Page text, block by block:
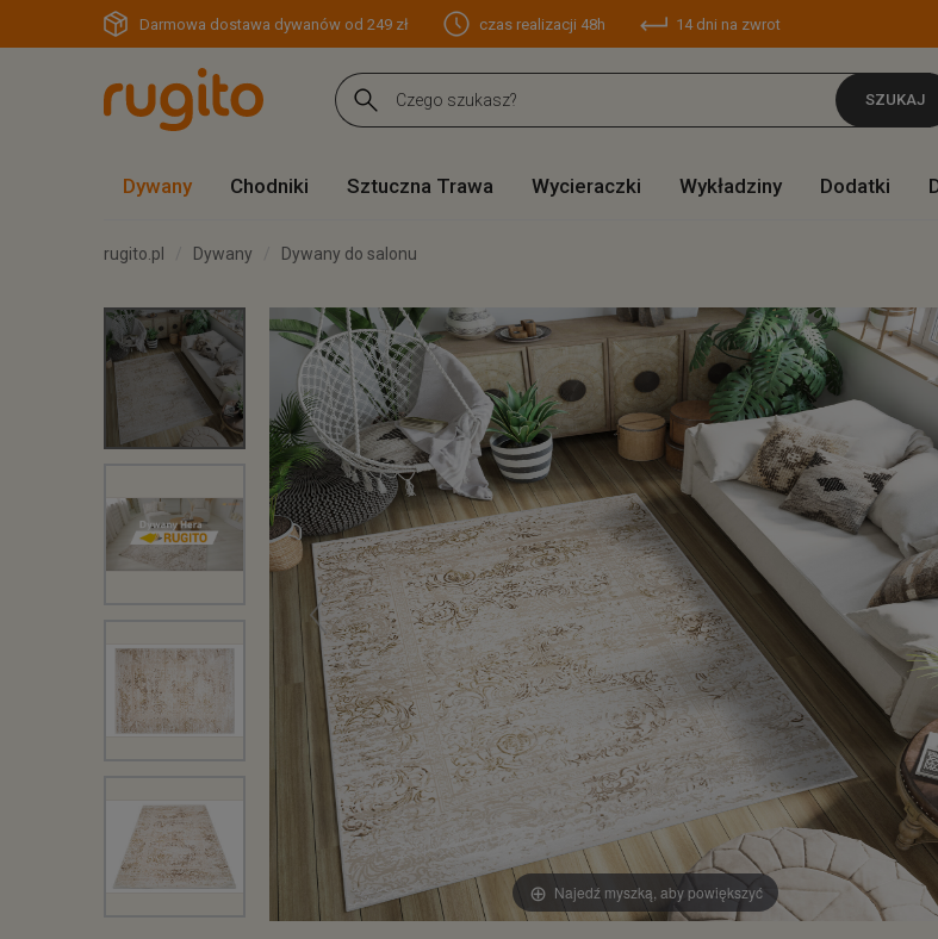
Darmowa dostawa dywanów od 249 zł czas realizacji 48h 14 dni na zwrot
SZUKAJ
Dywany Chodniki Sztuczna Trawa Wycieraczki Wykładziny Dodatki
rugito.pl Dywany Dywany do salonu
Najedź myszką, aby powiększyć